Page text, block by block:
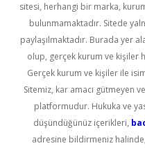
sitesi, herhangi bir marka,
bulunmamaktadır. Sitede
paylaşılmaktadır. Burada yer
olup, gerçek kurum ve kişiler
Gerçek kurum ve kişiler ile
Sitemiz, kar amacı gütmeyen
platformudur. Hukuka ve
düşündüğünüz içerikleri,
adresine bildirmeniz